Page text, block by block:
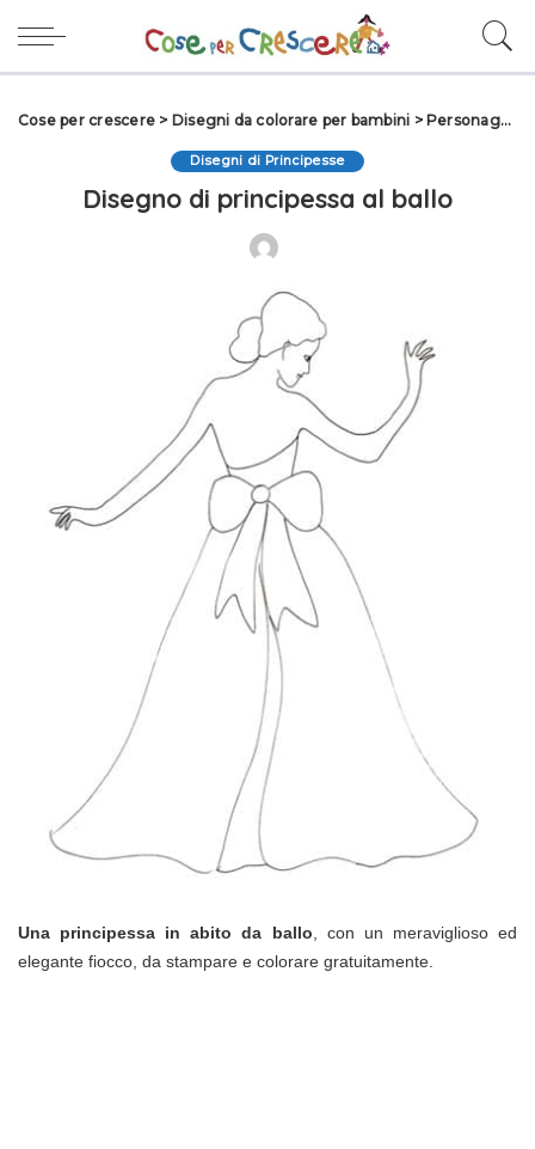
Cose per crescere > Disegni da colorare per bambini > Personaggi
Disegni di Principesse
Disegno di principessa al ballo
Una principessa in abito da ballo , con un meraviglioso ed
elegante fiocco, da stampare e colorare gratuitamente.